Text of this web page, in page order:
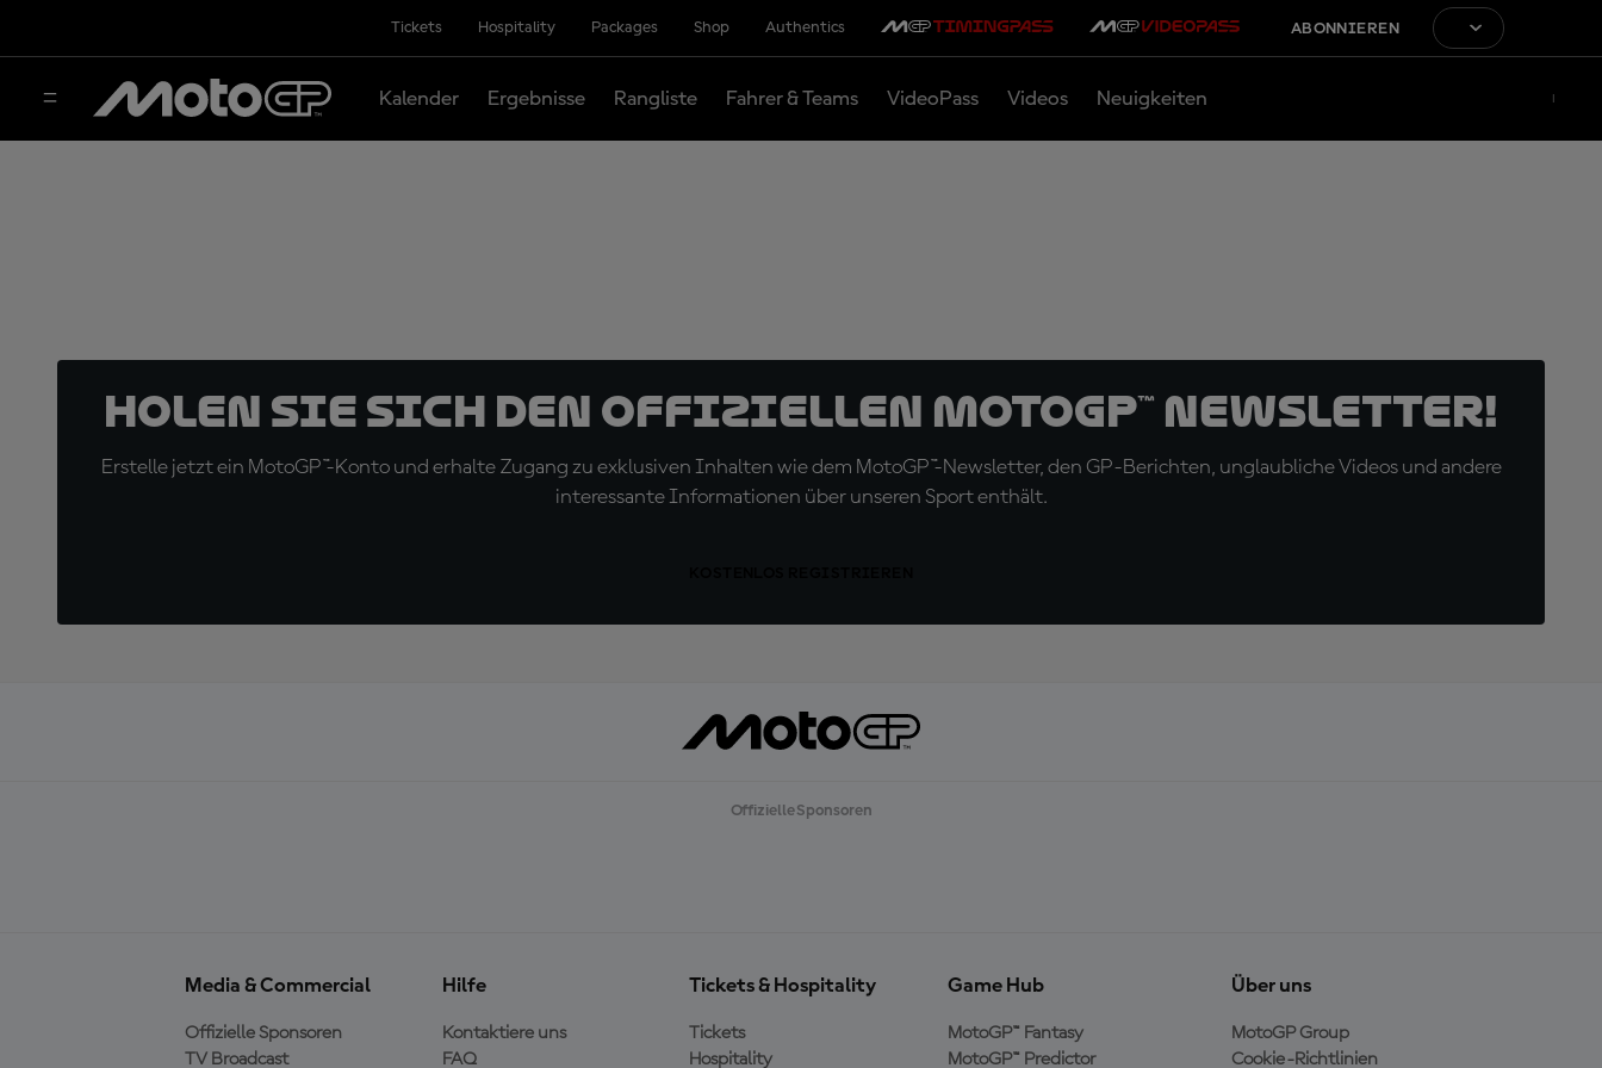
Tickets Hospitality Packages Shop Authentics ABONNIEREN
Kalender Ergebnisse Rangliste Fahrer & Teams VideoPass Videos Neuigkeiten
Holen Sie sich den offiziellen MotoGP™ Newsletter!
Erstelle jetzt ein MotoGP™-Konto und erhalte Zugang zu exklusiven Inhalten wie dem MotoGP™-Newsletter, den GP-Berichten, unglaubliche Videos und andere
interessante Informationen über unseren Sport enthält.
Offizielle Sponsoren
Media & Commercial
Offizielle Sponsoren
TV Broadcast
Hilfe
Kontaktiere uns
FAQ
Tickets & Hospitality
Tickets
Hospitality
Game Hub
MotoGP™ Fantasy
MotoGP™ Predictor
Über uns
MotoGP Group
Cookie-Richtlinien